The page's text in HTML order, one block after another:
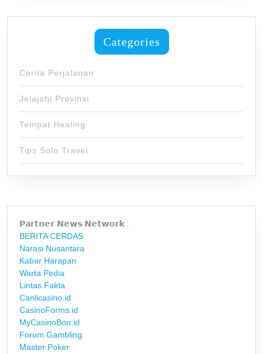
Categories
Cerita Perjalanan
Jelajahi Provinsi
Tempat Healing
Tips Solo Travel
𝗣𝗮𝗿𝘁𝗻𝗲𝗿 𝗡𝗲𝘄𝘀 𝗡𝗲𝘁𝘄𝗼𝗿𝗸 :
BERITA CERDAS
Narasi Nusantara
Kabar Harapan
Warta Pedia
Lintas Fakta
Canlicasino.id
CasinoForms.id
MyCasinoBon.id
Forum Gambling
Master Poker